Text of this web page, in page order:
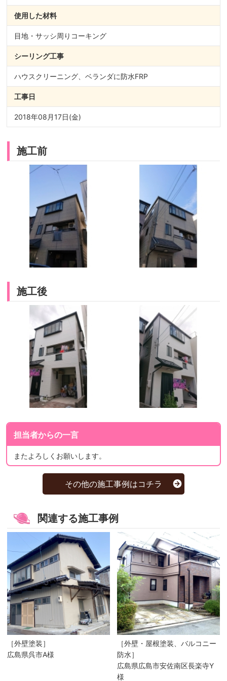
使用した材料
目地・サッシ周りコーキング
シーリング工事
ハウスクリーニング、ベランダに防水FRP
工事日
2018年08月17日(金)
施工前
施工後
担当者からの一言
またよろしくお願いします。
その他の施工事例はコチラ
関連する施工事例
［外壁塗装］
広島県呉市A様
［外壁・屋根塗装、バルコニー
防水］
広島県広島市安佐南区長楽寺Y
様